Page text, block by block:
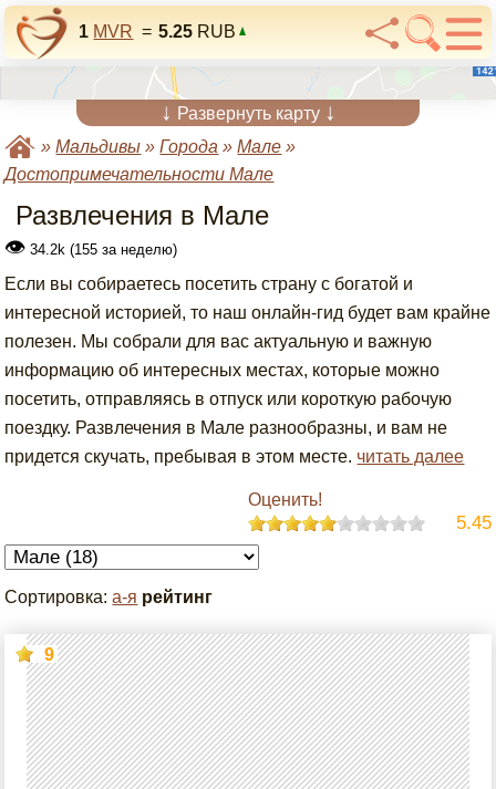
1 MVR = 5.25 RUB
↓ Развернуть карту ↓
»Мальдивы »Города »Мале »
Достопримечательности Мале
Развлечения в Мале
👁 34.2k (155 за неделю)
Если вы собираетесь посетить страну с богатой и
интересной историей, то наш онлайн-гид будет вам крайне
полезен. Мы собрали для вас актуальную и важную
информацию об интересных местах, которые можно
посетить, отправляясь в отпуск или короткую рабочую
поездку. Развлечения в Мале разнообразны, и вам не
придется скучать, пребывая в этом месте. читать далее
Оценить!
5.45
Сортировка:а-я рейтинг
9